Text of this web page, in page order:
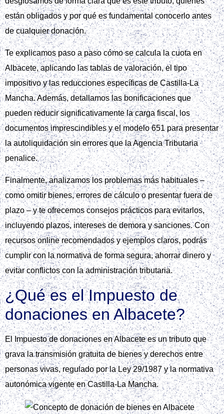
están obligados y por qué es fundamental conocerlo antes
de cualquier donación.
Te explicamos paso a paso cómo se calcula la cuota en
Albacete, aplicando las tablas de valoración, el tipo
impositivo y las reducciones específicas de Castilla‑La
Mancha. Además, detallamos las bonificaciones que
pueden reducir significativamente la carga fiscal, los
documentos imprescindibles y el modelo 651 para presentar
la autoliquidación sin errores que la Agencia Tributaria
penalice.
Finalmente, analizamos los problemas más habituales –
como omitir bienes, errores de cálculo o presentar fuera de
plazo – y te ofrecemos consejos prácticos para evitarlos,
incluyendo plazos, intereses de demora y sanciones. Con
recursos online recomendados y ejemplos claros, podrás
cumplir con la normativa de forma segura, ahorrar dinero y
evitar conflictos con la administración tributaria.
¿Qué es el Impuesto de
donaciones en Albacete?
El Impuesto de donaciones en Albacete es un tributo que
grava la transmisión gratuita de bienes y derechos entre
personas vivas, regulado por la Ley 29/1987 y la normativa
autonómica vigente en Castilla-La Mancha.